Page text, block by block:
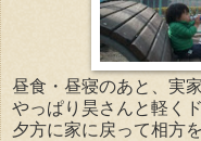
昼食・昼寝のあと、実
やっぱり昊さんと軽くド
夕方に家に戻って相方